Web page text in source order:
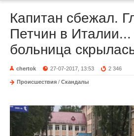
Капитан сбежал.
Петчин в Италии...
больница
chertok 27-07-2017, 13:53 2 346
Происшествия / Скандалы